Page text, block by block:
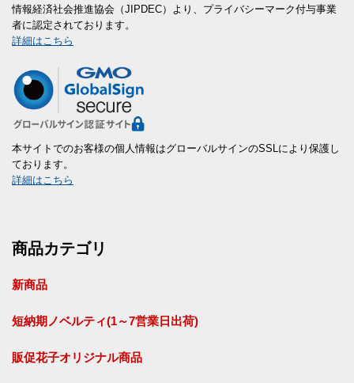
情報経済社会推進協会（JIPDEC）より、プライバシーマーク付与事業
者に認定されております。
詳細はこちら
本サイトでのお客様の個人情報はグローバルサインのSSLにより保護し
ております。
詳細はこちら
商品カテゴリ
新商品
短納期ノベルティ(1～7営業日出荷)
販促花子オリジナル商品